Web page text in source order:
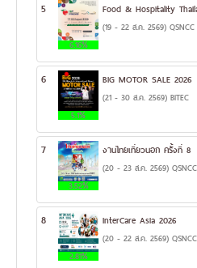
5
6.16%
Food & Hospitality
(19 - 22 ส.ค. 2569) QSNCC
6
5.1%
BIG MOTOR SALE 2026
(21 - 30 ส.ค. 2569) BITEC
7
3.52%
งานไทยเที่ยวนอก ครั้งที่ 8
(20 - 23 ส.ค. 2569) QSNCC
8
2.81%
InterCare Asia 2026
(20 - 22 ส.ค. 2569) QSNCC